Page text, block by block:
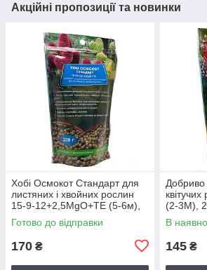
Акційні пропозиції та новинки
Хобі Осмокот Стандарт для
листяних і хвойних рослин
15-9-12+2,5MgO+TE (5-6м),
200г
Готово до відправки
170 ₴
Добриво
(2-3M),
В
145 ₴